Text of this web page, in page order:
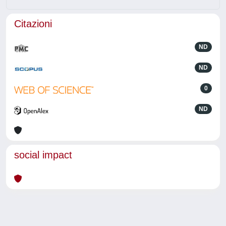
Citazioni
ND
ND
0
ND
social impact